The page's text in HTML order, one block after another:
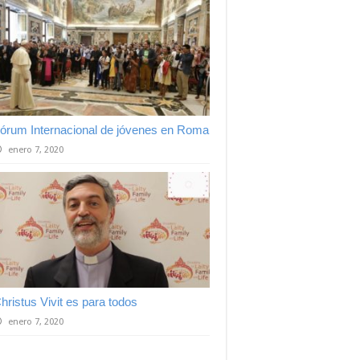
Internacional de jóvenes en Roma
enero 7, 2020
Vivit es para todos
enero 7, 2020